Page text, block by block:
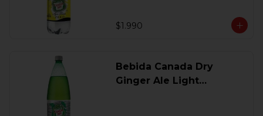
$1.990
Bebida Canada Dry
Ginger Ale Light